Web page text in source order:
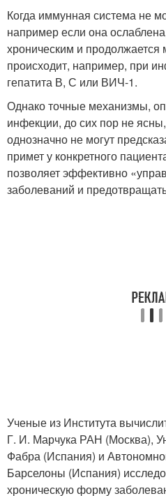
Когда иммунная система не
например если она
хроническим и
происходит, например, при
гепатита В, С или ВИЧ-1.
Однако точные механизмы,
инфекции, до сих пор не
однозначно не могут
примет у конкретного
позволяет эффективно
заболеваний и
Ученые из Института
Г. И. Марчука РАН (Москва),
Фабра (Испания) и
Барселоны (Испания)
хроническую форму